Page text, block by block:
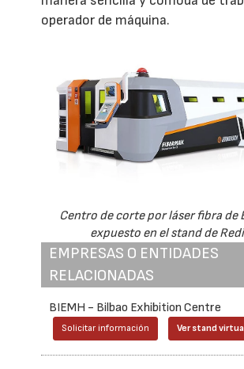
operador de máquina.
Centro de corte por láser fibra de
expuesto en el stand de
EMPRESAS O ENTIDADES
RELACIONADAS
BIEMH - Bilbao Exhibition Centre
Solicitar información Ver stand